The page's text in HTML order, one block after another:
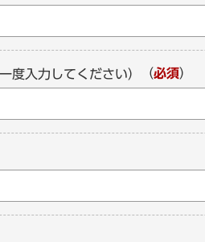
度入力してください） （必須）